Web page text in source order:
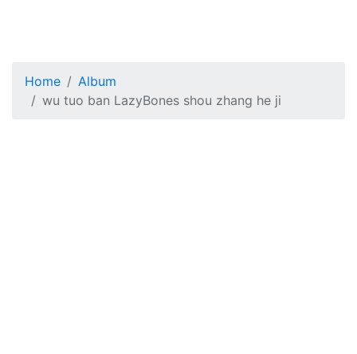
Home
Album
wu tuo ban LazyBones shou zhang he ji